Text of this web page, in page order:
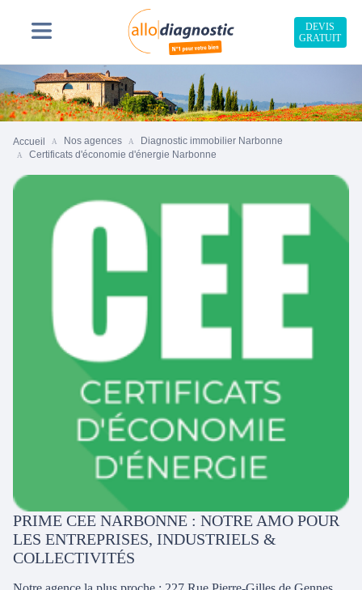
DEVIS
GRATUIT
Accueil Nos agences
Diagnostic immobilier Narbonne
Certificats d'économie d'énergie Narbonne
PRIME CEE NARBONNE : NOTRE AMO POUR
LES ENTREPRISES, INDUSTRIELS &
COLLECTIVITÉS